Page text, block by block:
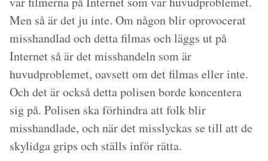
Men så är det ju inte. Om någon blir oprovocerat
misshandlad och detta filmas och läggs ut på
Internet så är det misshandeln som är
huvudproblemet, oavsett om det filmas eller inte.
Och det är också detta polisen borde koncentera
sig på. Polisen ska förhindra att folk blir
misshandlade, och när det misslyckas se till att de
skylidga grips och ställs inför rätta.